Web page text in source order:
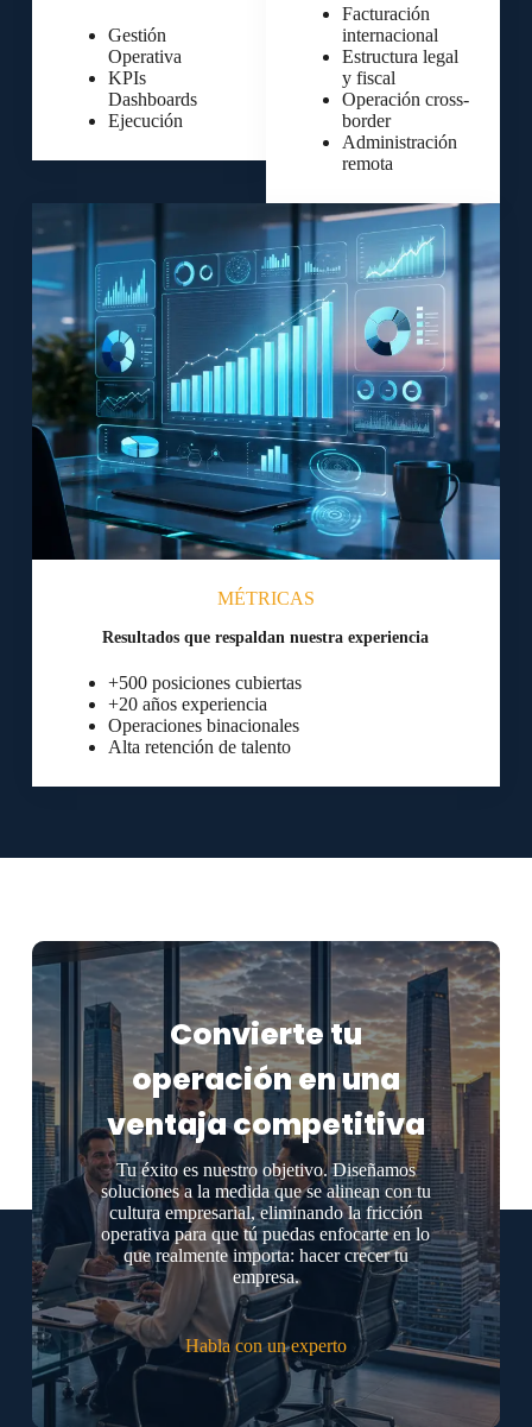
Gestión
Operativa
KPIs
Dashboards
Ejecución
Facturación
internacional
Estructura legal
y fiscal
Operación cross-
border
Administración
remota
MÉTRICAS
Resultados que respaldan nuestra experiencia
+500 posiciones cubiertas
+20 años experiencia
Operaciones binacionales
Alta retención de talento
Convierte tu
operación en una
ventaja competitiva
Tu éxito es nuestro objetivo. Diseñamos
soluciones a la medida que se alinean con tu
cultura empresarial, eliminando la fricción
operativa para que tú puedas enfocarte en lo
que realmente importa: hacer crecer tu
empresa.
Habla con un experto